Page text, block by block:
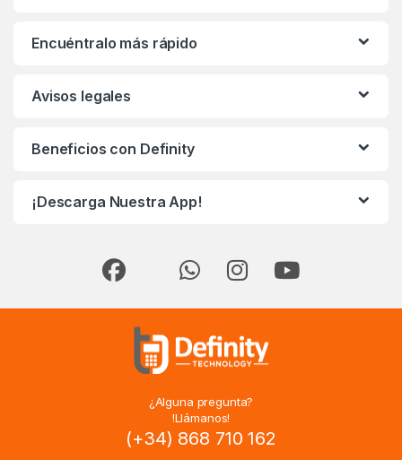
Encuéntralo más rápido
Avisos legales
Beneficios con Definity
¡Descarga Nuestra App!
¿Alguna pregunta?
!Llámanos!
(+34) 868 710 162